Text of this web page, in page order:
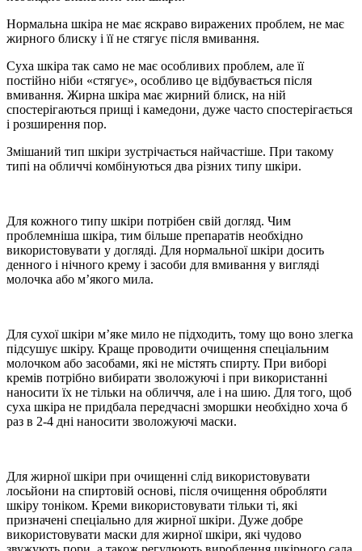
Нормальна шкіра не має яскраво виражених проблем, не має
жирного блиску і її не стягує після вмивання.
Суха шкіра так само не має особливих проблем, але її
постійно ніби «стягує», особливо це відбувається після
вмивання. Жирна шкіра має жирний блиск, на ній
спостерігаються прищі і камедони, дуже часто спостерігається
і розширення пор.
Змішаний тип шкіри зустрічається найчастіше. При такому
типі на обличчі комбінуються два різних типу шкіри.
Для кожного типу шкіри потрібен свій догляд. Чим
проблемніша шкіра, тим більше препаратів необхідно
використовувати у догляді. Для нормальної шкіри досить
денного і нічного крему і засоби для вмивання у вигляді
молочка або м’якого мила.
Для сухої шкіри м’яке мило не підходить, тому що воно злегка
підсушує шкіру. Краще проводити очищення спеціальним
молочком або засобами, які не містять спирту. При виборі
кремів потрібно вибирати зволожуючі і при використанні
наносити їх не тільки на обличчя, але і на шию. Для того, щоб
суха шкіра не придбала передчасні зморшки необхідно хоча б
раз в 2-4 дні наносити зволожуючі маски.
Для жирної шкіри при очищенні слід використовувати
лосьйони на спиртовій основі, після очищення обробляти
шкіру тоніком. Креми використовувати тільки ті, які
призначені спеціально для жирної шкіри. Дуже добре
використовувати маски для жирної шкіри, які чудово